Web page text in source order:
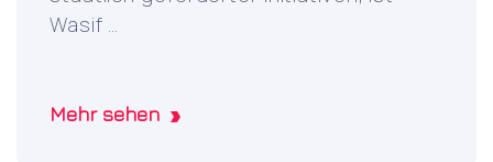
Wasif …
Khan
Mehr sehen